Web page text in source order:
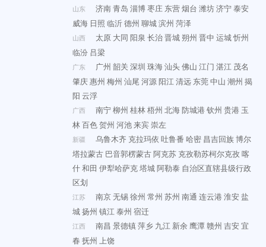
山东 济南青岛 淄博枣庄 东营烟台 潍坊济宁泰安
威海 日照 临沂德州 聊城滨州 菏泽
山西 太原 大同 阳泉 长治晋城朔州 晋中 运城忻州
临汾 吕梁
广东 广州 韶关 深圳 珠海汕头佛山 江门 湛江 茂名
肇庆惠州 梅州 汕尾 河源阳江清远 东莞中山 潮州 揭
阳 云浮
广西 南宁柳州 桂林梧州 北海防城港钦州 贵港 玉
林百色贺州 河池来宾崇左
新疆 乌鲁木齐 克拉玛依 吐鲁番 哈密 昌吉回族博尔
塔拉蒙古 巴音郭楞蒙古阿克苏 克孜勒苏柯尔克孜喀
什和田 伊犁哈萨克塔城阿勒泰 自治区直辖县级行政
区划
江苏 南京无锡徐州 常州 苏州 南通 连云港淮安盐
城扬州 镇江泰州 宿迁
江西 南昌 景德镇萍乡 九江 新余鹰潭赣州 吉安宜
春 抚州 上饶